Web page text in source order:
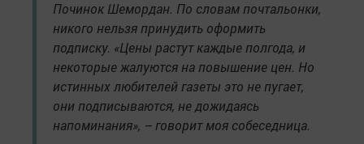
Починок Шемордан. По словам почтальонки,
никого нельзя принудить оформить
подписку. «Цены растут каждые полгода, и
некоторые жалуются на повышение цен. Но
истинных любителей газеты это не пугает,
они подписываются, не дожидаясь
напоминания», – говорит моя собеседница.